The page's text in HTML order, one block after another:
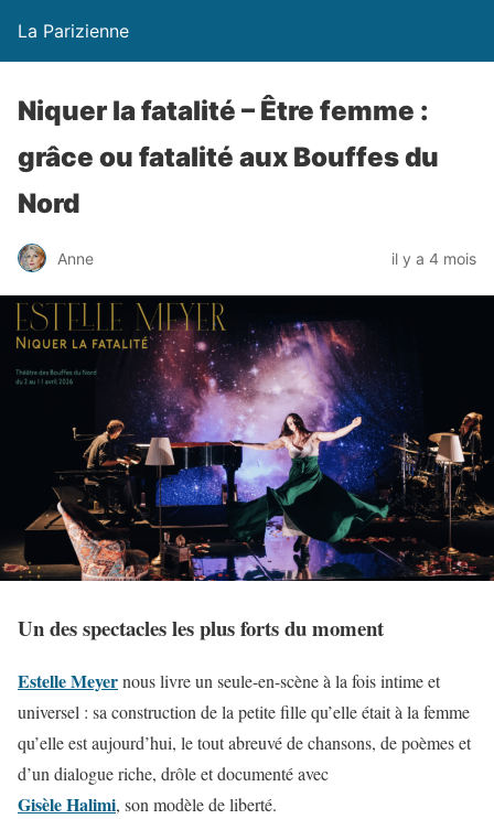
La Parizienne
Niquer la fatalité – Être femme :
grâce ou fatalité aux Bouffes du
Nord
Anne il y a 4 mois
Un des spectacles les plus forts du moment
Estelle Meyernous livre un seule-en-scène à la fois intime et
universel : sa construction de la petite fille qu’elle était à la femme
qu’elle est aujourd’hui, le tout abreuvé de chansons, de poèmes et
d’un dialogue riche, drôle et documenté avec
Gisèle Halimi, son modèle de liberté.